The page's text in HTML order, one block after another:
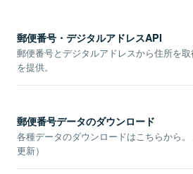
郵便番号・デジタルアドレスAPI
郵便番号とデジタルアドレスから住所を
を提供。
郵便番号データのダウンロード
各種データのダウンロードはこちらから。
更新）